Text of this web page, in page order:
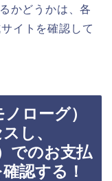
かどうかは、各
イトを確認して
ローグ）
し、
でのお支払
認する！